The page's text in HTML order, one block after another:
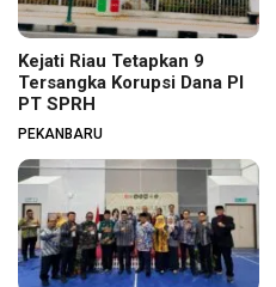
Kejati Riau Tetapkan 9
Tersangka Korupsi Dana PI
PT SPRH
PEKANBARU